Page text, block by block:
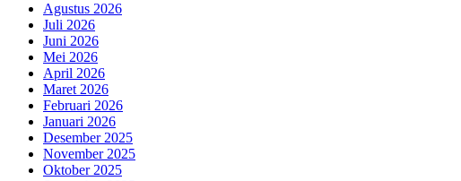
Agustus 2026
Juli 2026
Juni 2026
Mei 2026
April 2026
Maret 2026
Februari 2026
Januari 2026
Desember 2025
November 2025
Oktober 2025